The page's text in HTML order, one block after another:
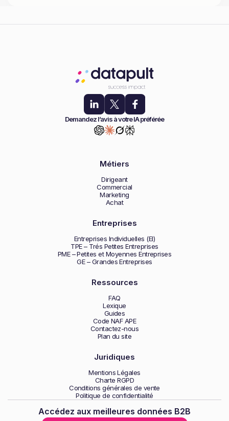
Demandez l’avis à votre IA préférée
Métiers
Dirigeant
Commercial
Marketing
Achat
Entreprises
Entreprises Individuelles (EI)
TPE – Trés Petites Entreprises
PME – Petites et Moyennes Entreprises
GE – Grandes Entreprises
Ressources
FAQ
Lexique
Guides
Code NAF APE
Contactez-nous
Plan du site
Juridiques
Mentions Légales
Charte RGPD
Conditions générales de vente
Politique de confidentialité
Accédez aux meilleures données B2B